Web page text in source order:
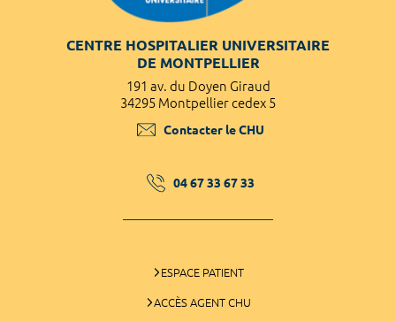
CENTRE HOSPITALIER UNIVERSITAIRE
DE MONTPELLIER
191 av. du Doyen Giraud
34295 Montpellier cedex 5
Contacter le CHU
04 67 33 67 33
ESPACE PATIENT
ACCÈS AGENT CHU